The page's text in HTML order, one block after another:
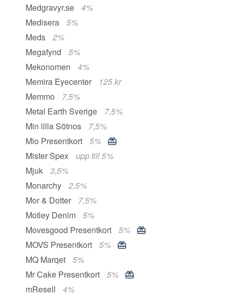
Medgravyr.se
4%
Medisera
5%
Meds
2%
Megafynd
5%
Mekonomen
4%
Memira Eyecenter
125 kr
Memmo
7,5%
Metal Earth Sverige
7,5%
Min lilla Sötnos
7,5%
Mio Presentkort
5%
Mister Spex
upp till 5%
Mjuk
3,5%
Monarchy
2,5%
Mor & Dotter
7,5%
Motley Denim
5%
Movesgood Presentkort
5%
MOVS Presentkort
5%
MQ Marqet
5%
Mr Cake Presentkort
5%
mResell
4%